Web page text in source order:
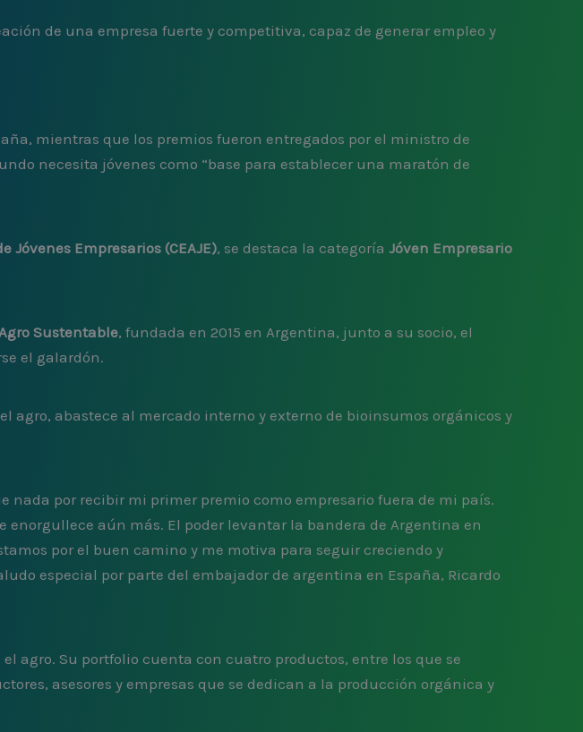
de una empresa fuerte y competitiva, capaz de generar empleo y
mientras que los premios fueron entregados por el ministro de
necesita jóvenes como “base para establecer una maratón de
Jóvenes Empresarios (CEAJE), se destaca la categoría Jóven Empresario
Agro Sustentable, fundada en 2015 en Argentina, junto a su socio, el
el galardón.
abastece al mercado interno y externo de bioinsumos orgánicos y
nada por recibir mi primer premio como empresario fuera de mi país.
aún más. El poder levantar la bandera de Argentina en
por el buen camino y me motiva para seguir creciendo y
especial por parte del embajador de argentina en España, Ricardo
agro. Su portfolio cuenta con cuatro productos, entre los que se
asesores y empresas que se dedican a la producción orgánica y